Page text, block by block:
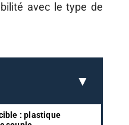
avec le type de
: plastique